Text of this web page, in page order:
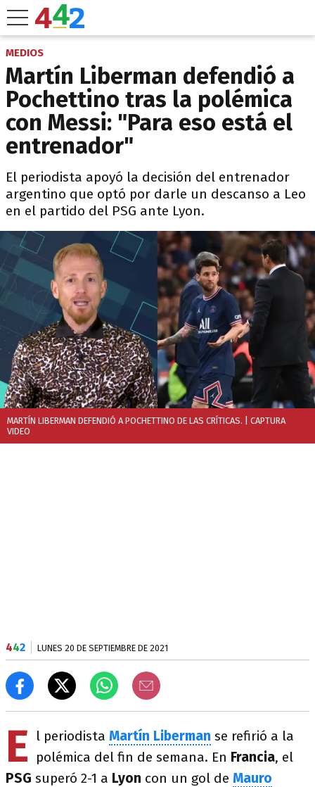
MEDIOS
Martín Liberman defendió a
Pochettino tras la polémica
con Messi: "Para eso está el
entrenador"
El periodista apoyó la decisión del entrenador
argentino que optó por darle un descanso a Leo
en el partido del PSG ante Lyon.
MARTÍN LIBERMAN DEFENDIÓ A POCHETTINO DE LAS CRÍTICAS.
| CAPTURA
VIDEO
442 LUNES 20 DE SEPTIEMBRE DE 2021
E l periodista Martín Liberman se refirió a la
polémica del fin de semana. En Francia, el
PSG superó 2-1 a Lyon con un gol de Mauro